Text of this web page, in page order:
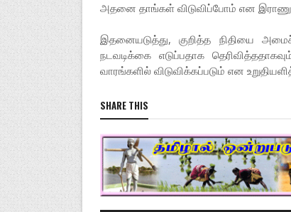
அதனை தாங்கள் விடுவிப்போம் என
இதனையடுத்து, குறித்த நிதியை
நடவடிக்கை எடுப்பதாக
வாரங்களில் விடுவிக்கப்படும் என
SHARE THIS